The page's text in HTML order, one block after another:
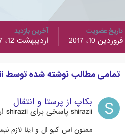
تاریخ عضویت
فروردین 10، 2017
آخرین بازدید
اردیبهشت 12، 2017
تمامی مطالب نوشته شده توسط shirazii
بکاپ از پرستا و انتقال
shirazii پاسخی برای shirazii
ممنون اس کیو ال و اینا لازم